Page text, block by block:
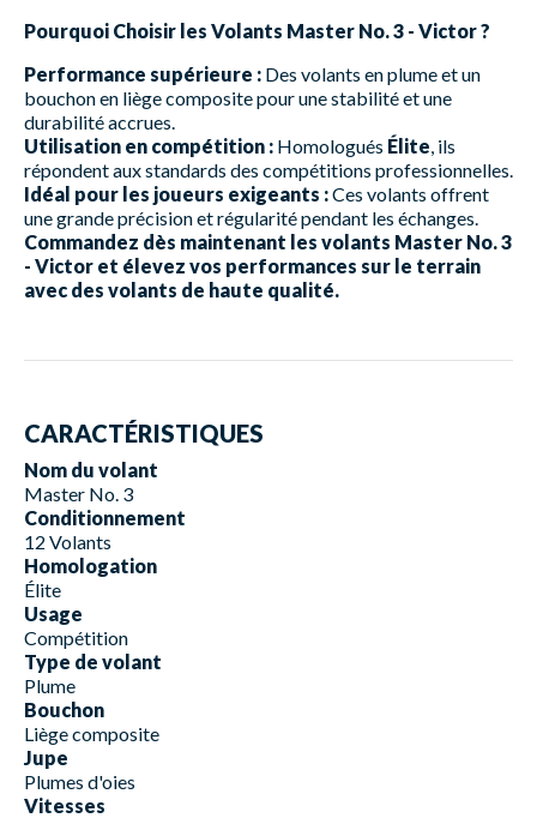
Pourquoi Choisir les Volants Master No. 3 - Victor ?
Performance supérieure : Des volants en plume et un
bouchon en liège composite pour une stabilité et une
durabilité accrues.
Utilisation en compétition : Homologués Élite , ils
répondent aux standards des compétitions professionnelles.
Idéal pour les joueurs exigeants :Ces volants offrent
une grande précision et régularité pendant les échanges.
Commandez dès maintenant les volants Master No. 3
- Victor et élevez vos performances sur le terrain
avec des volants de haute qualité.
CARACTÉRISTIQUES
Nom du volant
Master No. 3
Conditionnement
12 Volants
Homologation
Élite
Usage
Compétition
Type de volant
Plume
Bouchon
Liège composite
Jupe
Plumes d'oies
Vitesses